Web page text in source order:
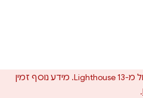
הבדיקה הזו הוסרה החל מ-Lighthouse 13. מידע נוסף זמין
.